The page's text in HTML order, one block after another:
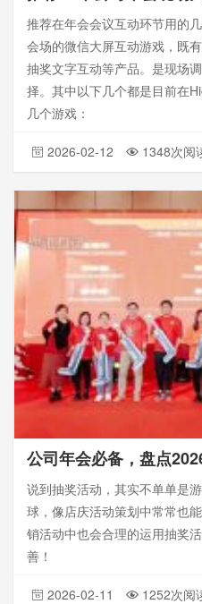
推荐在年会会议互动环节用的
会场的微信大屏互动游戏，既
抽奖文字互动等产品。是现场
择。其中以下几个都是目前在
几个游戏：
2026-02-12 1348次阅
公司年会必备，盘点
说到抽奖活动，其实不单单是
球，像店庆活动策划中常常也
销活动中也会合理的运用抽奖
善！
2026-02-11 1252次阅